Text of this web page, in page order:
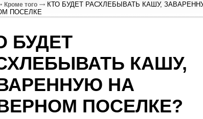
Кроме того
КТО БУДЕТ РАСХЛЕБЫВАТЬ КАШУ,
ПОСЕЛКЕ
БУДЕТ
КАШУ,
НА
ПОСЕЛКЕ?